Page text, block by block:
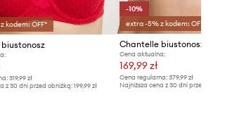
kodem: OFF*
319,99 zł
z 30 dni przed obniżką:199,99 zł
-10%
extra -5% z kodem: OFF*
Chantelle biustonosz
Cena aktualna:
169,99 zł
Cena regularna: 379,99 zł
Najniższa cena z 30 dni przed obniżką: